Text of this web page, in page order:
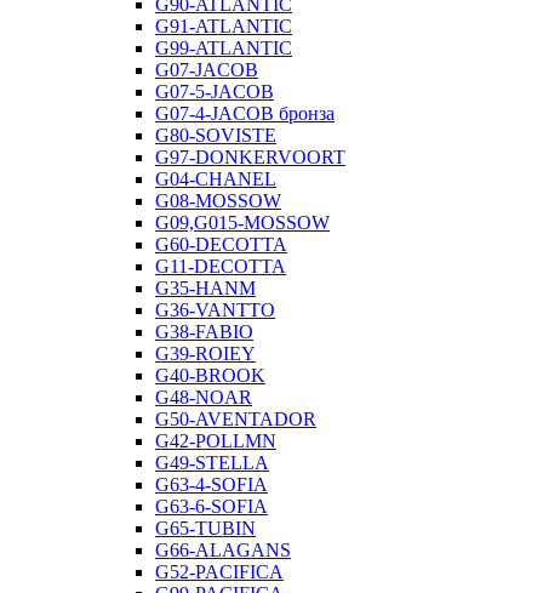
G90-ATLANTIC
G91-ATLANTIC
G99-ATLANTIC
G07-JACOB
G07-5-JACOB
G07-4-JACOB бронза
G80-SOVISTE
G97-DONKERVOORT
G04-CHANEL
G08-MOSSOW
G09,G015-MOSSOW
G60-DECOTTA
G11-DECOTTA
G35-HANM
G36-VANTTO
G38-FABIO
G39-ROIEY
G40-BROOK
G48-NOAR
G50-AVENTADOR
G42-POLLMN
G49-STELLA
G63-4-SOFIA
G63-6-SOFIA
G65-TUBIN
G66-ALAGANS
G52-PACIFICA